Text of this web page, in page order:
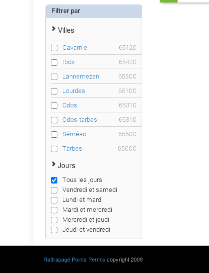
Filtrer par
Villes
Gavarnie
65120
Ibos
65420
Lannemezan
65300
Lourdes
65100
Odos
65310
Odos-tarbes
65310
Séméac
65600
Tarbes
65000
Jours
Tous les jours
Vendredi et samedi
Lundi et mardi
Mardi et mercredi
Mercredi et jeudi
Jeudi et vendredi
Rattrapage Points Permis copyright 2009